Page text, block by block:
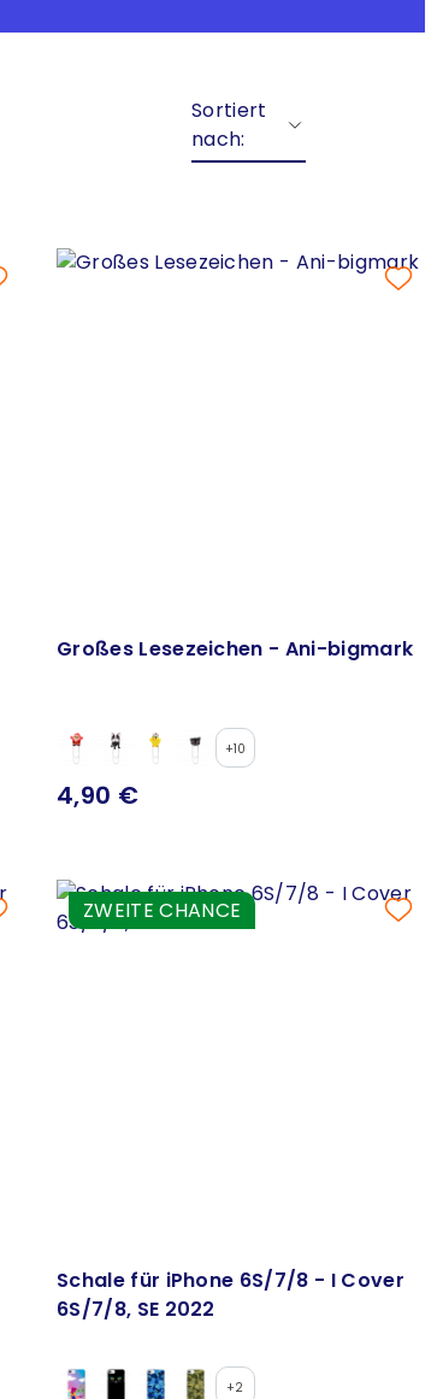
Sortiert
nach:
Großes Lesezeichen - Ani-bigmark
+10
4,90 €
ZWEITE CHANCE
Schale für iPhone 6S/7/8 - I Cover
6S/7/8, SE 2022
+2